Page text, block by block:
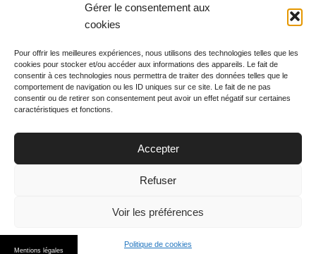
Gérer le consentement aux
cookies
Pour offrir les meilleures expériences, nous utilisons des technologies telles que les
cookies pour stocker et/ou accéder aux informations des appareils. Le fait de
consentir à ces technologies nous permettra de traiter des données telles que le
comportement de navigation ou les ID uniques sur ce site. Le fait de ne pas
consentir ou de retirer son consentement peut avoir un effet négatif sur certaines
caractéristiques et fonctions.
Accepter
Refuser
Voir les préférences
Politique de cookies
Mentions légales
Rechercher votre
programme
Votre soirée :
PGM TV. All Rights Reserved.